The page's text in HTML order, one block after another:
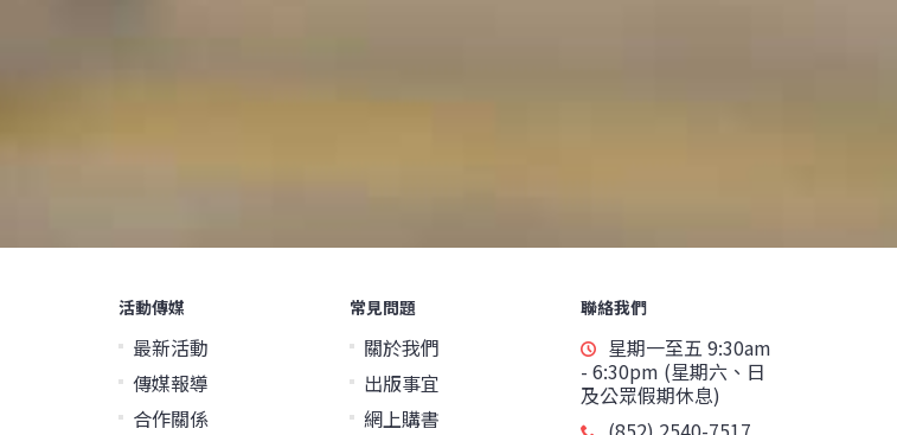
活動傳媒
最新活動
傳媒報導
合作關係
常見問題
關於我們
出版事宜
網上購書
聯絡我們
星期一至五 9:30am
- 6:30pm (星期六、日
及公眾假期休息)